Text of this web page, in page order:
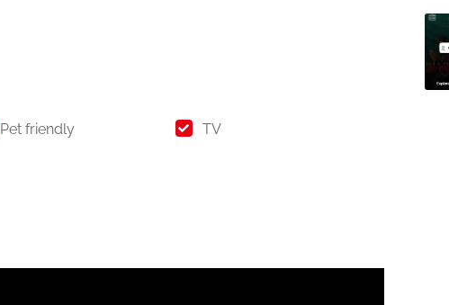
Pet friendly
TV